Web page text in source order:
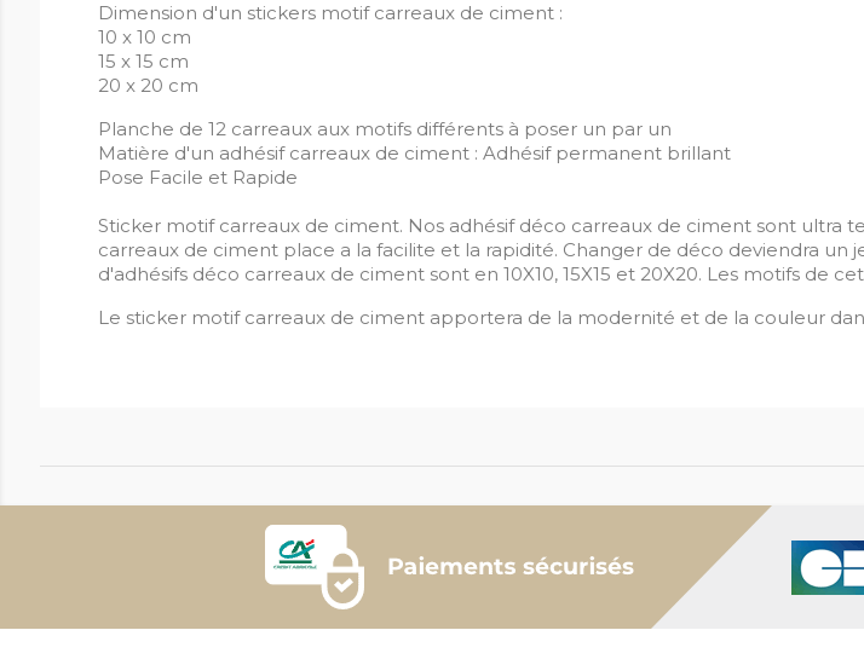
Dimension d'un stickers motif carreaux de ciment :
10 x 10 cm
15 x 15 cm
20 x 20 cm
Planche de 12 carreaux aux motifs différents à poser un par un
Matière d'un adhésif carreaux de ciment : Adhésif permanent brillant
Pose Facile et Rapide
Sticker motif carreaux de ciment. Nos adhésif déco carreaux de ciment sont ultra
carreaux de ciment place a la facilite et la rapidité. Changer de déco deviendra
d'adhésifs déco carreaux de ciment sont en 10X10, 15X15 et 20X20. Les motifs de
Le sticker motif carreaux de ciment apportera de la modernité et de la couleur